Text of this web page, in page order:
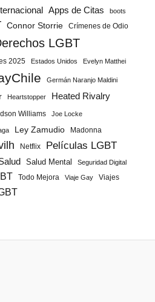
Apps de Citas boots
Connor Storrie Crímenes de Odio
LGBT
2025 Estados Unidos Evelyn Matthei
Germán Naranjo Maldini
Heartstopper Heated Rivalry
Williams Joe Locke
Ley Zamudio Madonna
Netflix Películas LGBT
Salud Mental Seguridad Digital
Todo Mejora Viaje Gay
Viajes